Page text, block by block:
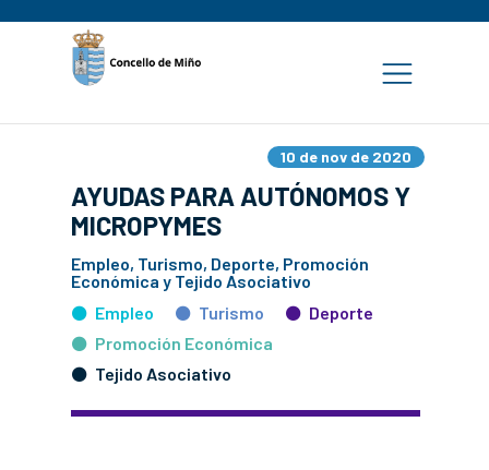
10 de nov de 2020
AYUDAS PARA AUTÓNOMOS Y
MICROPYMES
Empleo, Turismo, Deporte, Promoción
Económica y Tejido Asociativo
Empleo
Turismo
Deporte
Promoción Económica
Tejido Asociativo